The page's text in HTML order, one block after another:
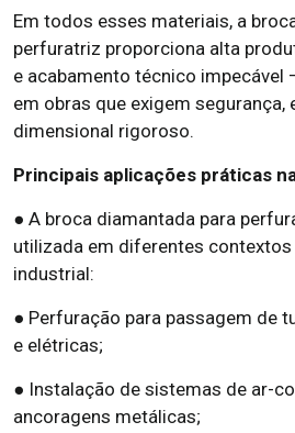
Em todos esses materiais, a
perfuratriz proporciona alta
e acabamento técnico
em obras que exigem
dimensional rigoroso.
Principais aplicações práticas
● A broca diamantada para
utilizada em diferentes
industrial:
● Perfuração para passagem de
e elétricas;
● Instalação de sistemas de ar-
ancoragens metálicas;